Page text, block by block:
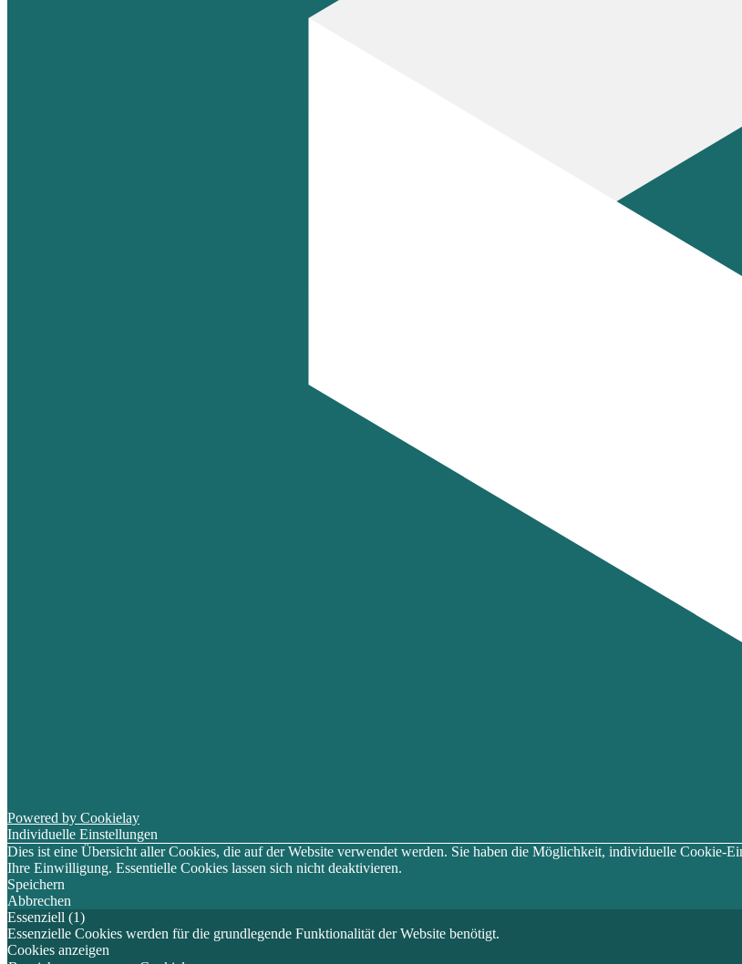
Powered by Cookielay
Individuelle Einstellungen
Dies ist eine Übersicht aller Cookies, die auf der Website verwendet werden. Sie haben die Möglichkeit, individuelle Cookie-
Ihre Einwilligung. Essentielle Cookies lassen sich nicht deaktivieren.
Speichern
Abbrechen
Essenziell (1)
Essenzielle Cookies werden für die grundlegende Funktionalität der Website benötigt.
Cookies anzeigen